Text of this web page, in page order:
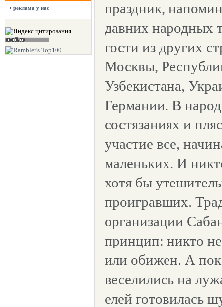
реклама у нас
праздник,
давних народных
гости из других
Москвы,
Узбекистана,
Германии. В
состязаниях и
участие все,
маленьких. И
хотя бы
проигравших.
организации
принцип: никто
или обижен. А
веселились на
елей готовилась